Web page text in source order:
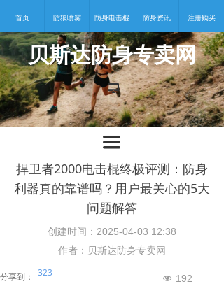
贝斯达防身专卖网
首页 防狼喷雾 防身电击棍 防身资讯 注册购买
넡
捍卫者2000电击棍终极评测：防身
利器真的靠谱吗？用户最关心的5大
问题解答
넶 192
分享到： 323
创建时间： 2025-04-03 12:38
作者：贝斯达防身专卖网
끀